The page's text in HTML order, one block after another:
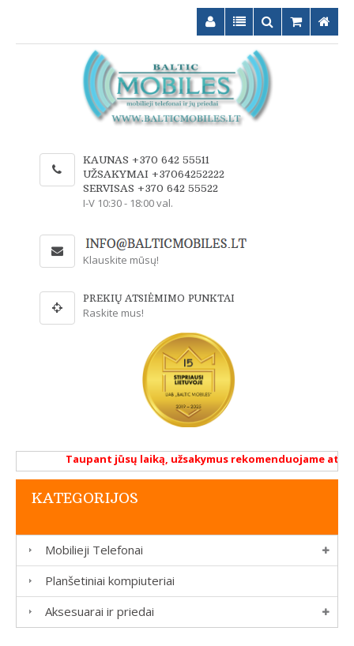
KAUNAS +370 642 55511
UŽSAKYMAI +37064252222
SERVISAS +370 642 55522
I-V 10:30 - 18:00 val.
Klauskite mūsų!
PREKIŲ ATSIĖMIMO PUNKTAI
Raskite mus!
Taupant jūsų laiką, užsakymus rekomenduojame
KATEGORIJOS
Mobilieji Telefonai
Planšetiniai kompiuteriai
Aksesuarai ir priedai